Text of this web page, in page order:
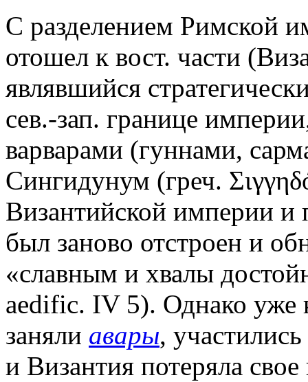
С разделением Римской
отошел к вост. части
являвшийся
сев.-зап. границе
варварами (гуннами,
Сингидунум (греч.
Византийской империи
был заново отстроен и
«славным и хвалы
aedific. IV 5). Однако уже
заняли авары,
и Византия потеряла